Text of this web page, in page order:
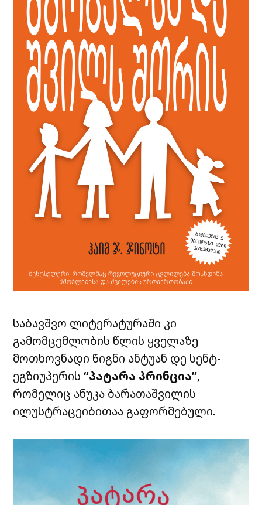
საბავშვო ლიტერატურაში კი
გამომცემლობის წლის ყველაზე
მოთხოვნადი წიგნი ანტუან დე სენტ-
ეგზიუპერის“პატარა პრინცია”,
რომელიც ანუკა ბარათაშვილის
ილუსტრაცეიბითაა გაფორმებული.